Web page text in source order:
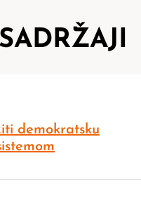
demokratsku